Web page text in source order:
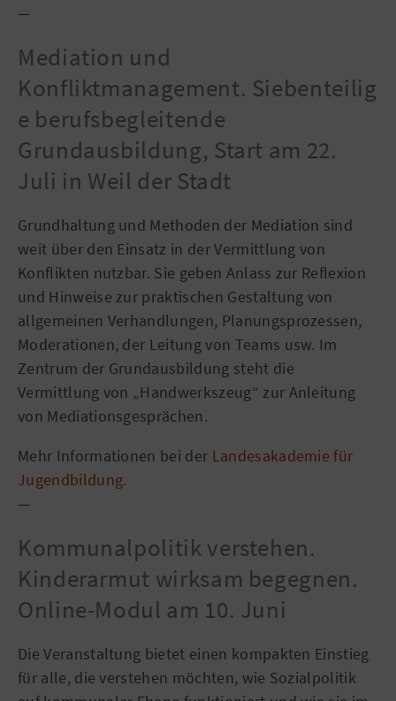
—
Mediation und
Konfliktmanagement. Siebenteilig
e berufsbegleitende
Grundausbildung, Start am 22.
Juli in Weil der Stadt
Grundhaltung und Methoden der Mediation sind
weit über den Einsatz in der Vermittlung von
Konflikten nutzbar. Sie geben Anlass zur Reflexion
und Hinweise zur praktischen Gestaltung von
allgemeinen Verhandlungen, Planungsprozessen,
Moderationen, der Leitung von Teams usw. Im
Zentrum der Grundausbildung steht die
Vermittlung von „Handwerkszeug“ zur Anleitung
von Mediationsgesprächen.
Mehr Informationen bei der Landesakademie für
Jugendbildung.
—
Kommunalpolitik verstehen.
Kinderarmut wirksam begegnen.
Online-Modul am 10. Juni
Die Veranstaltung bietet einen kompakten Einstieg
für alle, die verstehen möchten, wie Sozialpolitik